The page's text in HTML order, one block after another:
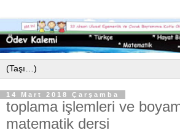
14 Mart 2018 Çarşamba
toplama işlemleri ve
matematik dersi